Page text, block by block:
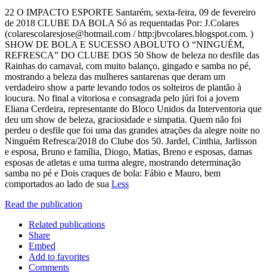
22 O IMPACTO ESPORTE Santarém, sexta-feira, 09 de fevereiro
de 2018 CLUBE DA BOLA Só as requentadas Por: J.Colares
(colarescolaresjose@hotmail.com / http:jbvcolares.blogspot.com. )
SHOW DE BOLA E SUCESSO ABOLUTO O “NINGUÉM,
REFRESCA” DO CLUBE DOS 50 Show de beleza no desfile das
Rainhas do carnaval, com muito balanço, gingado e samba no pé,
mostrando a beleza das mulheres santarenas que deram um
verdadeiro show a parte levando todos os solteiros de plantão à
loucura. No final a vitoriosa e consagrada pelo júri foi a jovem
Eliana Cerdeira, representante do Bloco Unidos da Interventoria que
deu um show de beleza, graciosidade e simpatia. Quem não foi
perdeu o desfile que foi uma das grandes atrações da alegre noite no
Ninguém Refresca/2018 do Clube dos 50. Jardel, Cinthia, Jarlisson
e esposa, Bruno e família, Diogo, Matias, Breno e esposas, damas
esposas de atletas e uma turma alegre, mostrando determinação
samba no pé e Dois craques de bola: Fábio e Mauro, bem
comportados ao lado de sua Less
Read the publication
Related publications
Share
Embed
Add to favorites
Comments